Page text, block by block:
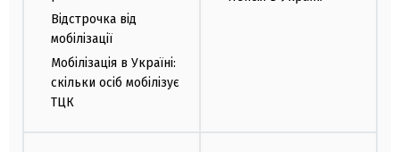
Відстрочка від
мобілізації
Мобілізація в Україні:
скільки осіб мобілізує
ТЦК